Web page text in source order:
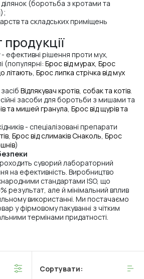
(боротьба з кротами та
та складських приміщень
ефективні рішення проти мух,
(популярні: Брос від мурах, Брос
літають, Брос липка стрічка від мух
Відлякувач кротів, собак та котів.
засоби для боротьби з мишами та
та мишей гранула, Брос від щурів та
- спеціалізовані препарати
, Брос від слимаків Снаколь, Брос
)
суворий лабораторний
на ефективність. Виробництво
стандартами ISO, що
результат, але й мінімальний вплив
використанні. Ми постачаємо
у фірмовому пакуванні з чітким
термінами придатності.
Сортувати: